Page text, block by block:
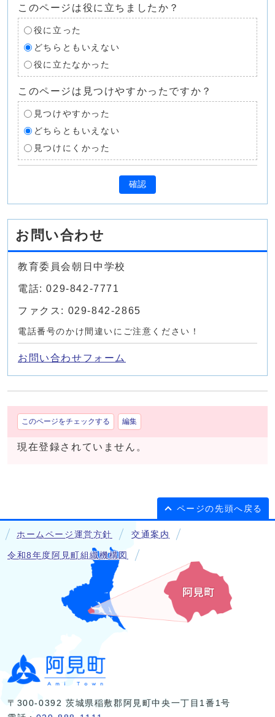
このページは役に立ちましたか？
役に立った
どちらともいえない
役に立たなかった
このページは見つけやすかったですか？
見つけやすかった
どちらともいえない
見つけにくかった
確認
お問い合わせ
教育委員会朝日中学校
電話: 029-842-7771
ファクス: 029-842-2865
電話番号のかけ間違いにご注意ください！
お問い合わせフォーム
このページをチェックする 編集
現在登録されていません。
ページの先頭へ戻る
ホームページ運営方針 交通案内
令和8年度阿見町組織機構図
〒300-0392 茨城県稲敷郡阿見町中央一丁目1番1号